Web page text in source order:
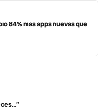
84% más apps nuevas que